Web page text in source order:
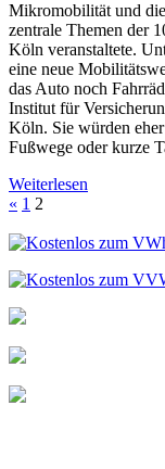
Mikromobilität und
zentrale Themen der
Köln veranstaltete.
eine neue
das Auto noch
Institut für
Köln. Sie würden
Fußwege oder kurze
Weiterlesen
« 1 2